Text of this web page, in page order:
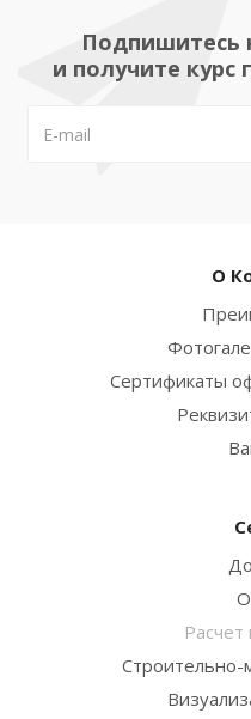
Подпишитесь
и получите курс
О
Сертификаты